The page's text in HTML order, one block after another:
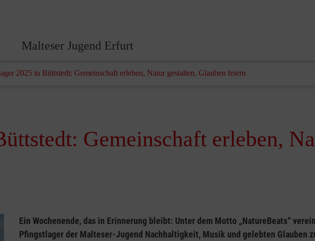
Malteser Jugend Erfurt
2025 in Büttstedt: Gemeinschaft erleben, Natur gestalten, Glauben feiern
Gemeinschaft erleben,
Ein Wochenende, das in Erinnerung bleibt: Unter dem Motto „NatureBeats“
Pfingstlager der Malteser-Jugend Nachhaltigkeit, Musik und gelebten Glauben